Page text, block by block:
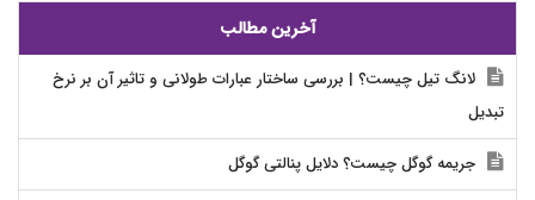
آخرین مطالب
لانگ تیل چیست؟ | بررسی ساختار عبارات طولانی و تاثیر آن بر نرخ
تبدیل
جریمه گوگل چیست؟ دلایل پنالتی گوگل